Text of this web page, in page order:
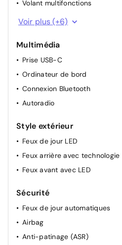
Volant multifonctions
Climatisation
Verrouillage centralisé
Reconnaissance des
Vitre Électrique
Cockpit virtuel
Voir plus (+6)
Multimédia
Prise USB-C
Ordinateur de bord
Connexion Bluetooth
Autoradio
Style extérieur
Feux de jour LED
Feux arrière avec technologie
Feux avant avec LED
Sécurité
Feux de jour automatiques
Airbag
Anti-patinage (ASR)